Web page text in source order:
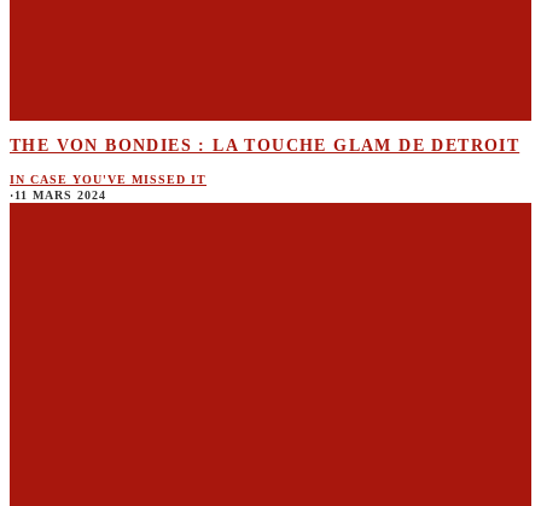
THE VON BONDIES : LA TOUCHE GLAM DE DETROIT
IN CASE YOU'VE MISSED IT
·11 MARS 2024